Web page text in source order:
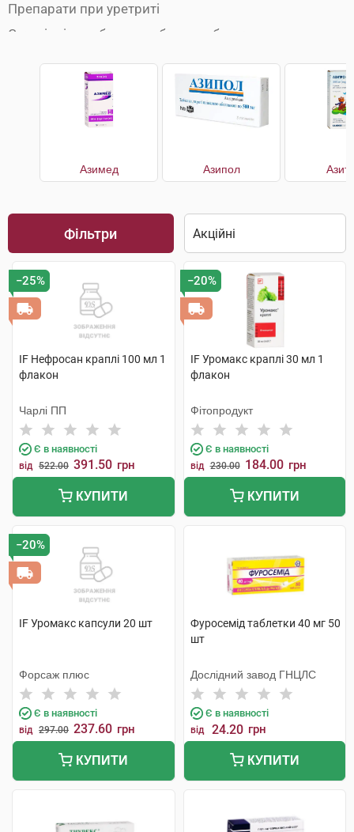
Препарати при уретриті
Сечогінні засоби при набряках обличчя
Сечогінні препарати
Сечогінні препарати при набряках ніг
Урологічні препарати
Азимед Азипол
Фільтри
−25%
IF Нефросан краплі 100 мл 1
флакон
Чарлі ПП
Є в наявності
від 522.00 391.50 грн
КУПИТИ
−20%
IF Уромакс краплі 30 мл 1
флакон
Фітопродукт
Є в наявності
від 230.00 184.00 грн
КУПИТИ
−20%
IF Уромакс капсули 20 шт
Форсаж плюс
Є в наявності
від 297.00 237.60 грн
КУПИТИ
Фуросемід таблетки 40 мг 50
шт
Дослідний завод ГНЦЛС
Є в наявності
від 24.20 грн
КУПИТИ